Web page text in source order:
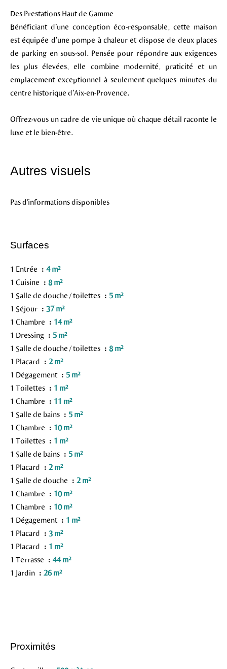
Des Prestations Haut de Gamme
Bénéficiant d’une conception éco-responsable, cette maison
est équipée d’une pompe à chaleur et dispose de deux places
de parking en sous-sol. Pensée pour répondre aux exigences
les plus élevées, elle combine modernité, praticité et un
emplacement exceptionnel à seulement quelques minutes du
centre historique d’Aix-en-Provence.
Offrez-vous un cadre de vie unique où chaque détail raconte le
luxe et le bien-être.
Autres visuels
Pas d'informations disponibles
Surfaces
1 Entrée
4 m²
1 Cuisine
8 m²
1 Salle de douche / toilettes
5 m²
1 Séjour
37 m²
1 Chambre
14 m²
1 Dressing
5 m²
1 Salle de douche / toilettes
8 m²
1 Placard
2 m²
1 Dégagement
5 m²
1 Toilettes
1 m²
1 Chambre
11 m²
1 Salle de bains
5 m²
1 Chambre
10 m²
1 Toilettes
1 m²
1 Salle de bains
5 m²
1 Placard
2 m²
1 Salle de douche
2 m²
1 Chambre
10 m²
1 Chambre
10 m²
1 Dégagement
1 m²
1 Placard
3 m²
1 Placard
1 m²
1 Terrasse
44 m²
1 Jardin
26 m²
Proximités